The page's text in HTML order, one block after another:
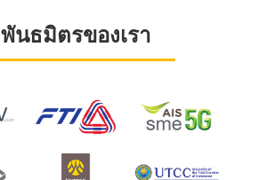
พันธมิตรของเรา